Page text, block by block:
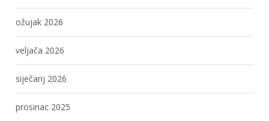
ožujak 2026
veljača 2026
siječanj 2026
prosinac 2025